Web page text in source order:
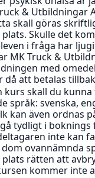
& Utbildningar
skall göras
Skulle det
i fråga har
MK Truck &
med
då att betalas
kurs skall du
språk: svenska,
kan även ordnas
tydligt i boknings
inte kan
ovannämnda
rätten att
kommer inte